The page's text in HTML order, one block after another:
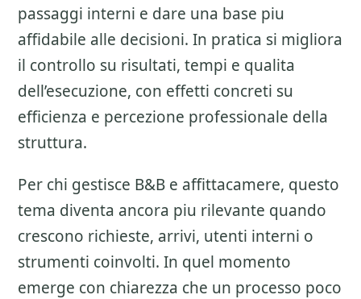
passaggi interni e dare una base piu
affidabile alle decisioni. In pratica si migliora
il controllo su risultati, tempi e qualita
dell’esecuzione, con effetti concreti su
efficienza e percezione professionale della
struttura.
Per chi gestisce B&B e affittacamere, questo
tema diventa ancora piu rilevante quando
crescono richieste, arrivi, utenti interni o
strumenti coinvolti. In quel momento
emerge con chiarezza che un processo poco